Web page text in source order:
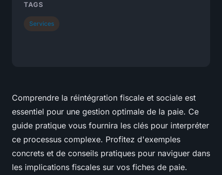
Comprendre la réintégration fiscale et sociale est
essentiel pour une gestion optimale de la paie. Ce
guide pratique vous fournira les clés pour interpréter
ce processus complexe. Profitez d'exemples
concrets et de conseils pratiques pour naviguer dans
les implications fiscales sur vos fiches de paie.
TAGS
Services